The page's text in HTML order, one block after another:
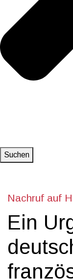
Suchen
Nachruf auf
Ein